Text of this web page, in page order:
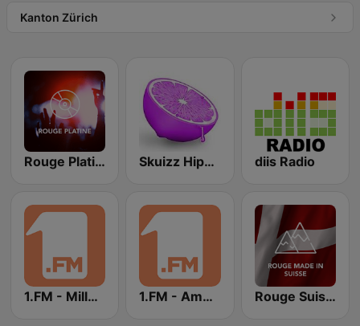
Kanton Zürich
Rouge Platine Skuizz Hip-Hop diis Radio
1.FM - Millennial Nostalgia 1.FM - Ambient Psychill Rouge Suisse